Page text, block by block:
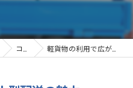
コラム 軽貨物の利用で広がる小型配送の魅力